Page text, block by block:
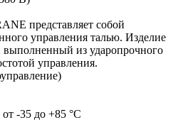
представляет собой
управления талью. Изделие
из ударопрочного
управления.
от -35 до +85 °С